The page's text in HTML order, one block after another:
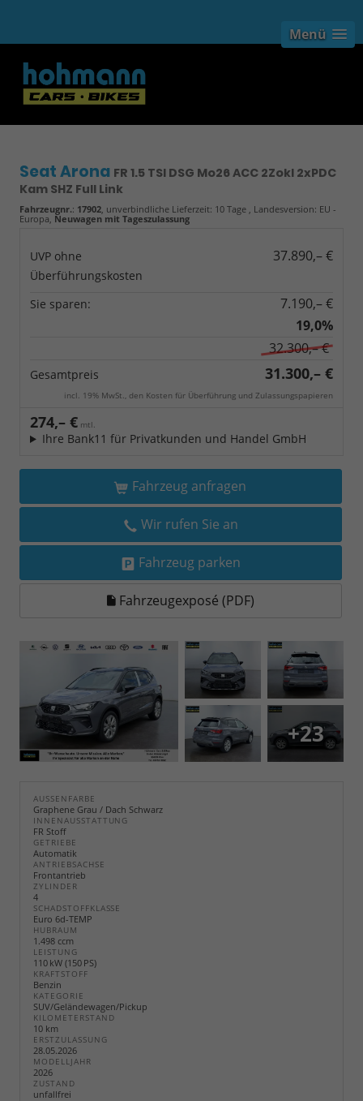
Menü
Seat Arona FR 1.5 TSI DSG Mo26 ACC 2Zokl 2xPDC
Kam SHZ Full Link
Fahrzeugnr.: 17902, unverbindliche Lieferzeit: 10 Tage , Landesversion: EU -
Europa, Neuwagen mit Tageszulassung
UVP ohne
Überführungskosten
37.890,– €
Sie sparen:
7.190,– €
19,0%
32.300,– €
Gesamtpreis 31.300,– €
incl. 19% MwSt., den Kosten für Überführung und Zulassungspapieren
274,– € mtl.
Ihre Bank11 für Privatkunden und Handel GmbH
Fahrzeug anfragen
Wir rufen Sie an
Fahrzeug parken
Fahrzeugexposé (PDF)
+23
AUSSENFARBE
Graphene Grau / Dach Schwarz
INNENAUSSTATTUNG
FR Stoff
GETRIEBE
Automatik
ANTRIEBSACHSE
Frontantrieb
ZYLINDER
4
SCHADSTOFFKLASSE
Euro 6d-TEMP
HUBRAUM
1.498 ccm
LEISTUNG
110 kW (150 PS)
KRAFTSTOFF
Benzin
KATEGORIE
SUV/Geländewagen/Pickup
KILOMETERSTAND
10 km
ERSTZULASSUNG
28.05.2026
MODELLJAHR
2026
ZUSTAND
unfallfrei